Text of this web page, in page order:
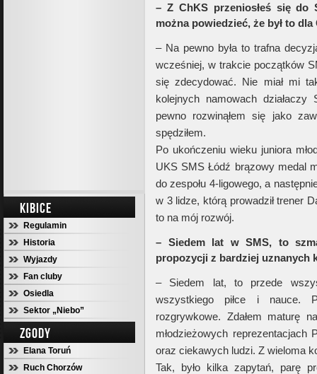
KIBICE
Regulamin
Historia
Wyjazdy
Fan cluby
Osiedla
Sektor „Niebo”
ZGODY
Elana Toruń
Ruch Chorzów
– Z ChKS przeniosłeś się do
można powiedzieć, że był to
– Na pewno była to trafna
wcześniej, w trakcie początków
się zdecydować. Nie miał mi
kolejnych namowach
pewno rozwinąłem się jako
spędziłem.
Po ukończeniu wieku juniora
UKS SMS Łódź brązowy medal
do zespołu 4-ligowego, a
w 3 lidze, którą prowadził trener
to na mój rozwój.
– Siedem lat w SMS, to
propozycji z bardziej uznanych
– Siedem lat, to przede
wszystkiego piłce i nauce.
rozgrywkowe. Zdałem maturę
młodzieżowych reprezentacjach
oraz ciekawych ludzi. Z wieloma
Tak, było kilka zapytań, parę